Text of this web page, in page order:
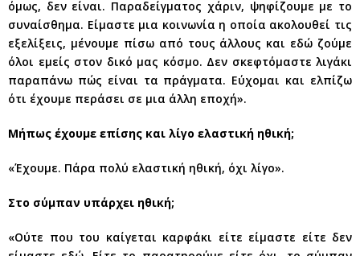
όμως, δεν είναι. Παραδείγματος χάριν, ψηφίζουμε με το
συναίσθημα. Είμαστε μια κοινωνία η οποία ακολουθεί τις
εξελίξεις, μένουμε πίσω από τους άλλους και εδώ ζούμε
όλοι εμείς στον δικό μας κόσμο. Δεν σκεφτόμαστε λιγάκι
παραπάνω πώς είναι τα πράγματα. Εύχομαι και ελπίζω
ότι έχουμε περάσει σε μια άλλη εποχή».
Μήπως έχουμε επίσης και λίγο ελαστική ηθική;
«Έχουμε. Πάρα πολύ ελαστική ηθική, όχι λίγο».
Στο σύμπαν υπάρχει ηθική;
«Ούτε που του καίγεται καρφάκι είτε είμαστε είτε δεν